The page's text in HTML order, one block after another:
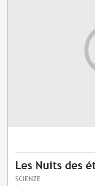
Les Nuits des
SCIENZE